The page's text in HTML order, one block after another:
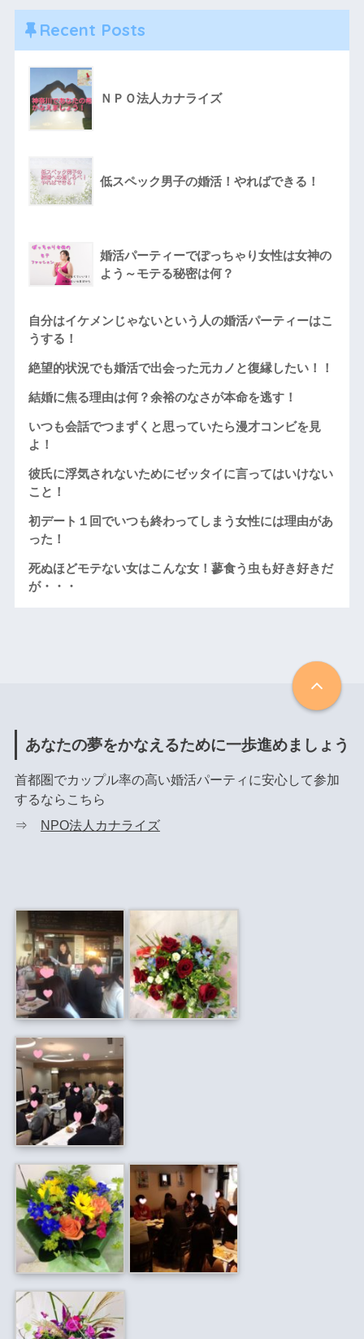
Recent Posts
ＮＰＯ法人カナライズ
低スペック男子の婚活！やればできる！
婚活パーティーでぽっちゃり女性は女神の
よう～モテる秘密は何？
自分はイケメンじゃないという人の婚活パーティーはこ
うする！
絶望的状況でも婚活で出会った元カノと復縁したい！！
結婚に焦る理由は何？余裕のなさが本命を逃す！
いつも会話でつまずくと思っていたら漫才コンビを見
よ！
彼氏に浮気されないためにゼッタイに言ってはいけない
こと！
初デート１回でいつも終わってしまう女性には理由があ
った！
死ぬほどモテない女はこんな女！蓼食う虫も好き好きだ
が・・・
あなたの夢をかなえるために一歩進めましょう
首都圏でカップル率の高い婚活パーティに安心して参加
するならこちら
⇒
NPO法人カナライズ